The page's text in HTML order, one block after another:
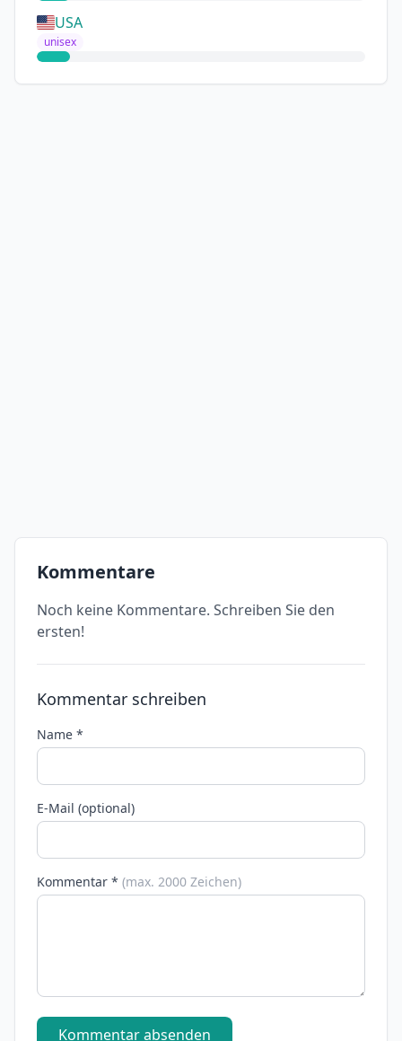
USA
unisex
Kommentare
Noch keine Kommentare. Schreiben Sie den
ersten!
Kommentar schreiben
Name *
E-Mail (optional)
Kommentar * (max. 2000 Zeichen)
Kommentar absenden